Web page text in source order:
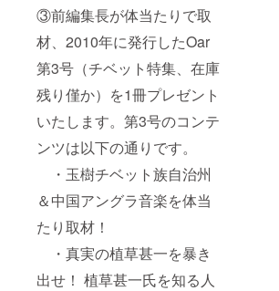
③前編集長が体当たりで取
材、2010年に発行したOar
第3号（チベット特集、在庫
残り僅か）を1冊プレゼント
いたします。第3号のコンテ
ンツは以下の通りです。
・玉樹チベット族自治州
＆中国アングラ音楽を体当
たり取材！
・真実の植草甚一を暴き
出せ！ 植草甚一氏を知る人